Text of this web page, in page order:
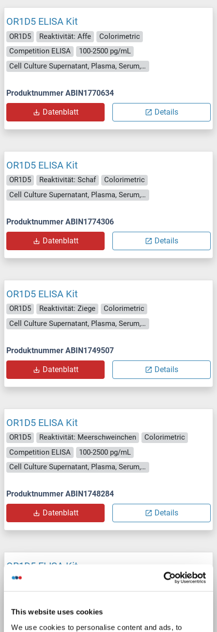
This website uses cookies
We use cookies to personalise content and ads, to
OR1D5 ELISA Kit
OR1D5 Reaktivität: Affe
Colorimetric
Competition ELISA
100-2500 pg/mL
Cell Culture Supernatant, Plasma, Serum, Tissue Homogenate
Produktnummer ABIN1770634
Datenblatt Details
OR1D5 ELISA Kit
OR1D5 Reaktivität: Schaf
Colorimetric
Cell Culture Supernatant, Plasma, Serum, Tissue Homogenate
Produktnummer ABIN1774306
Datenblatt Details
OR1D5 ELISA Kit
OR1D5 Reaktivität: Ziege
Colorimetric
Cell Culture Supernatant, Plasma, Serum, Tissue Homogenate
Produktnummer ABIN1749507
Datenblatt Details
OR1D5 ELISA Kit
OR1D5 Reaktivität: Meerschweinchen
Colorimetric
Competition ELISA
100-2500 pg/mL
Cell Culture Supernatant, Plasma, Serum, Tissue Homogenate
Produktnummer ABIN1748284
Datenblatt Details
OR1D5 ELISA Kit
OR1D5